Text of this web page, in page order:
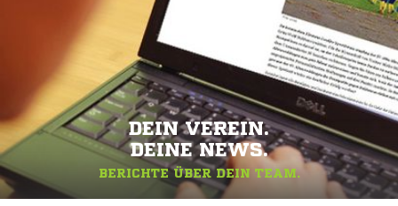
DEIN VEREIN.
DEINE NEWS.
BERICHTE ÜBER DEIN TEAM.